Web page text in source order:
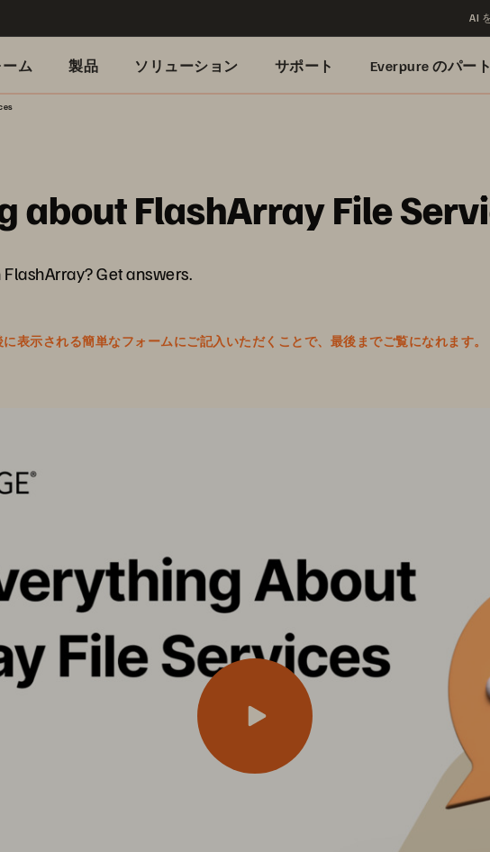
AI
ム 製品 ソリューション サポート Everpure のパー
about FlashArray File
Get answers.
表示される簡単なフォームにご記入いただくことで、最後までご覧になれます。